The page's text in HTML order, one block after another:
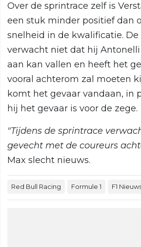
Over de sprintrace zelf is
een stuk minder positief dan
snelheid in de kwalificatie.
verwacht niet dat hij
aan kan vallen en heeft het
vooral achterom zal moeten
komt het gevaar vandaan, in
hij het gevaar is voor de zege.
"Tijdens de sprintrace
gevecht met de coureurs
Max slecht nieuws.
Red Bull Racing Formule 1 F1